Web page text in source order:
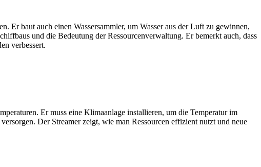
Er baut auch einen Wassersammler, um Wasser aus der Luft zu gewinnen,
und die Bedeutung der Ressourcenverwaltung. Er bemerkt auch, dass
verbessert.
Er muss eine Klimaanlage installieren, um die Temperatur im
Der Streamer zeigt, wie man Ressourcen effizient nutzt und neue